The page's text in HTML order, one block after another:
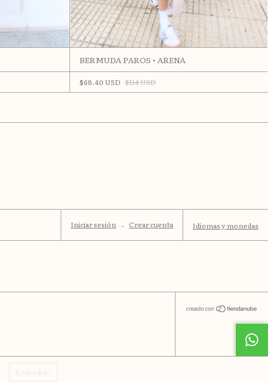
BERMUDA PAROS • ARENA
$68.40 USD $114 USD
Iniciar sesión - Crear cuenta Idiomas y monedas